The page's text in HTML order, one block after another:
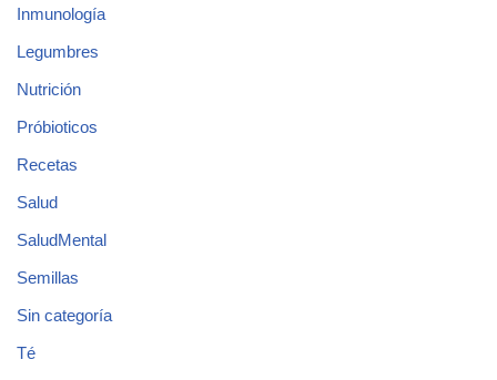
Inmunología
Legumbres
Nutrición
Próbioticos
Recetas
Salud
SaludMental
Semillas
Sin categoría
Té